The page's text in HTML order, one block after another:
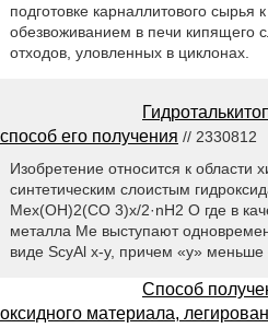
подготовке карналлитового сырья
обезвоживанием в печи кипящего
отходов, уловленных в циклонах.
способ его получения // 2330812
Изобретение относится к области
синтетическим слоистым
Mex(OH)2(CO 3)x/2·nH2 O где в
металла Me выступают
виде ScyAl x-y, причем «y»
Способ
оксидного материала,